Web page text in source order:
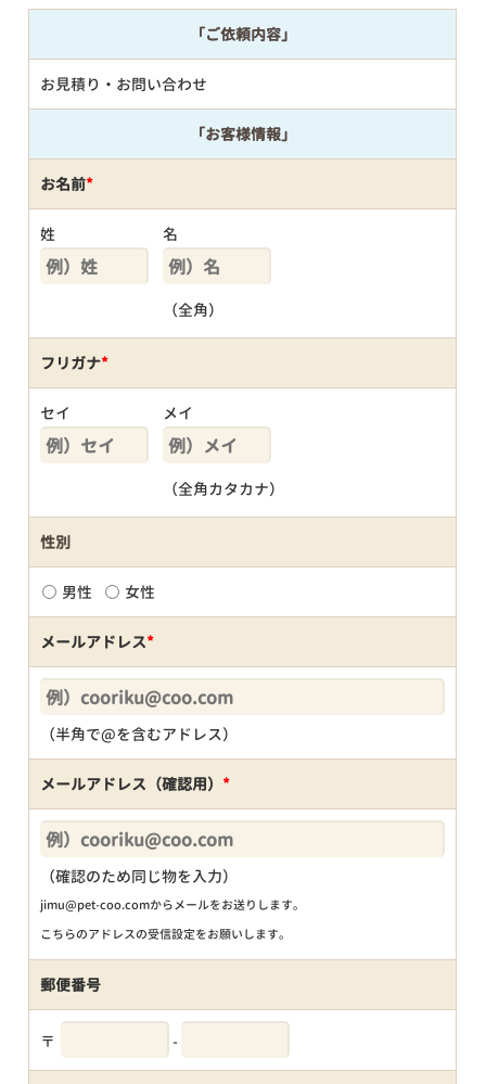
「ご依頼内容」
お見積り・お問い合わせ
「お客様情報」
お名前*
姓 名
（全角）
フリガナ*
セイ メイ
（全角カタカナ）
性別
男性 女性
メールアドレス*
（半角で@を含むアドレス）
メールアドレス（確認用） *
（確認のため同じ物を入力）
jimu@pet-coo.comからメールをお送りします。
こちらのアドレスの受信設定をお願いします。
郵便番号
〒 -